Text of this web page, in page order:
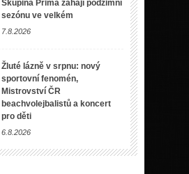
Skupina Prima zahájí podzimní
sezónu ve velkém
7.8.2026
Žluté lázně v srpnu: nový
sportovní fenomén,
Mistrovství ČR
beachvolejbalistů a koncert
pro děti
6.8.2026